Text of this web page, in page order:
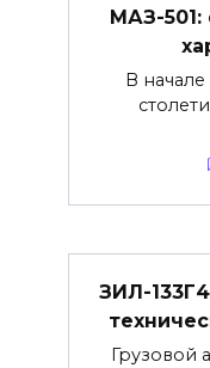
МАЗ-501:
В
ЗИЛ-
Грузовой